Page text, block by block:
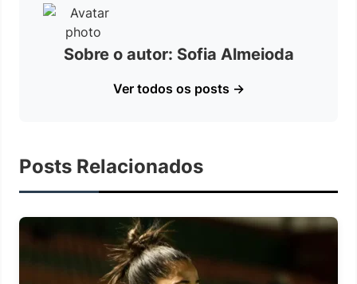
Sobre o autor: Sofia Almeioda
Ver todos os posts →
Posts Relacionados